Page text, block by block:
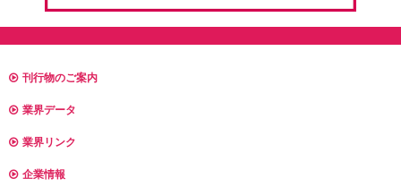
刊行物のご案内
業界データ
業界リンク
企業情報